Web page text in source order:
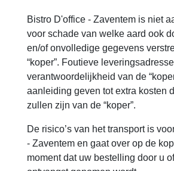
Bistro D'office - Zaventem is niet
voor schade van welke aard ook
en/of onvolledige gegevens
“koper”. Foutieve
verantwoordelijkheid van de
aanleiding geven tot extra kosten
zullen zijn van de “koper”.
De risico’s van het transport is
- Zaventem en gaat over op de
moment dat uw bestelling door u